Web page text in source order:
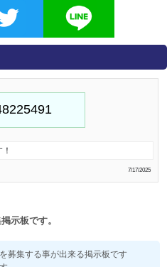
7/17/2025
示板です。
募集する事が出来る掲示板です